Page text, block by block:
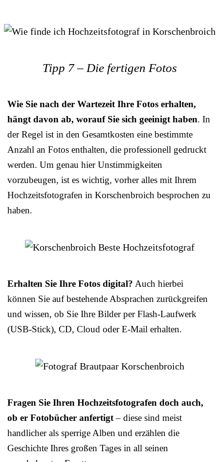
Tipp 7 – Die fertigen Fotos
Wie Sie nach der Wartezeit Ihre Fotos erhalten,
hängt davon ab, worauf Sie sich geeinigt haben. In
der Regel ist in den Gesamtkosten eine bestimmte
Anzahl an Fotos enthalten, die professionell gedruckt
werden. Um genau hier Unstimmigkeiten
vorzubeugen, ist es wichtig, vorher alles mit Ihrem
Hochzeitsfotografen in Korschenbroich besprochen zu
haben.
Erhalten Sie Ihre Fotos digital? Auch hierbei
können Sie auf bestehende Absprachen zurückgreifen
und wissen, ob Sie Ihre Bilder per Flash-Laufwerk
(USB-Stick), CD, Cloud oder E-Mail erhalten.
Fragen Sie Ihren Hochzeitsfotografen doch auch,
ob er Fotobücher anfertigt– diese sind meist
handlicher als sperrige Alben und erzählen die
Geschichte Ihres großen Tages in all seinen